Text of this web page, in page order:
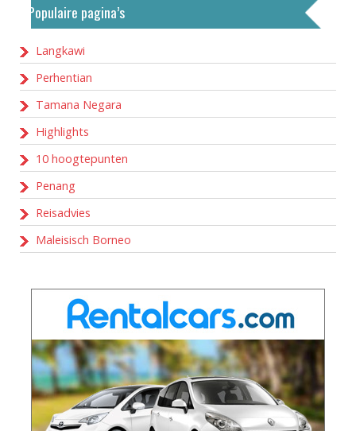
Populaire pagina’s
Langkawi
Perhentian
Tamana Negara
Highlights
10 hoogtepunten
Penang
Reisadvies
Maleisisch Borneo